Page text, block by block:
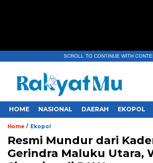
SCROLL TO CONTINUE WITH
HOME NASIONAL DAERAH EKOPOL
Home / Ekopol
Resmi Mundur dari
Gerindra Maluku Utara,